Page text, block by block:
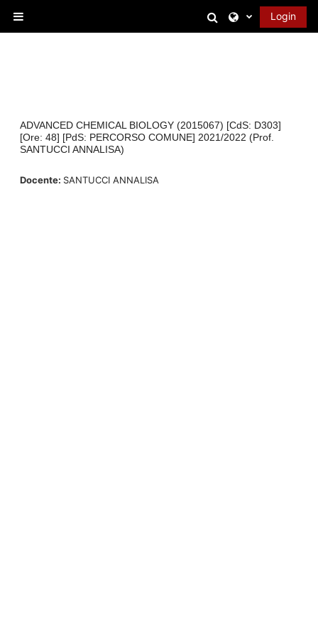
Attiva/disattiva
Login
ADVANCED CHEMICAL BIOLOGY (2015067) [CdS: D303]
[Ore: 48] [PdS: PERCORSO COMUNE] 2021/2022 (Prof.
SANTUCCI ANNALISA)
Docente: SANTUCCI ANNALISA